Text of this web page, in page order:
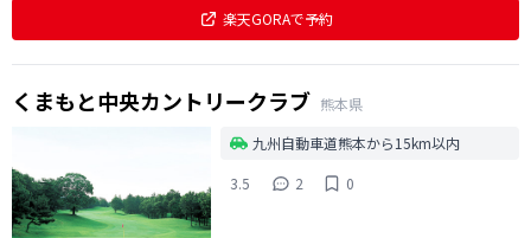
楽天GORAで予約
くまもと中央カントリークラブ 熊本県
九州自動車道熊本から15km以内
3.5
2 0